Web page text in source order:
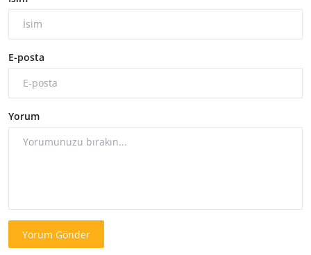
E-posta
Yorum
Yorum Gönder